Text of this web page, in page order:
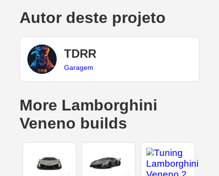
Autor deste projeto
TDRR
Garagem
More Lamborghini
Veneno builds